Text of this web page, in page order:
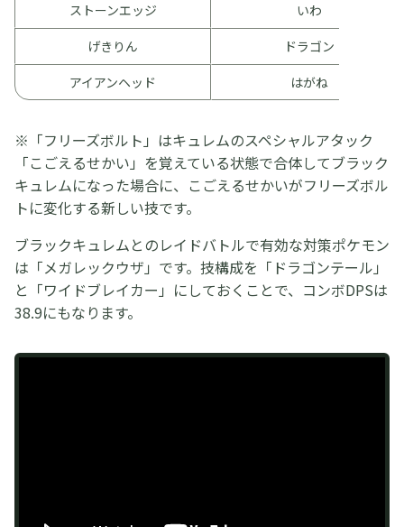
ストーンエッジ
いわ
げきりん
ドラゴン
アイアンヘッド
はがね
※「フリーズボルト」はキュレムのスペシャルアタック
「こごえるせかい」を覚えている状態で合体してブラック
キュレムになった場合に、こごえるせかいがフリーズボル
トに変化する新しい技です。
ブラックキュレムとのレイドバトルで有効な対策ポケモン
は「メガレックウザ」です。技構成を「ドラゴンテール」
と「ワイドブレイカー」にしておくことで、コンボDPSは
38.9にもなります。